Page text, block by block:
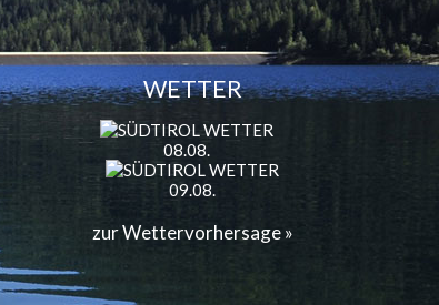
WETTER
08.08.
09.08.
zur Wettervorhersage »